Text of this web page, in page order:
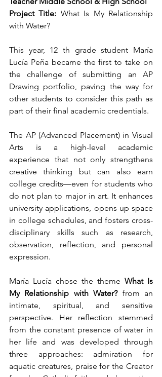
Project Title: What Is My Relationship
with Water?
This year, 12 th grade student María
Lucía Peña became the first to take on
the challenge of submitting an AP
Drawing portfolio, paving the way for
other students to consider this path as
part of their final academic credentials.
The AP (Advanced Placement) in Visual
Arts is a high-level academic
experience that not only strengthens
creative thinking but can also earn
college credits—even for students who
do not plan to major in art. It enhances
university applications, opens up space
in college schedules, and fosters cross-
disciplinary skills such as research,
observation, reflection, and personal
expression.
María Lucía chose the theme What Is
My Relationship with Water? from an
intimate, spiritual, and sensitive
perspective. Her reflection stemmed
from the constant presence of water in
her life and was developed through
three approaches: admiration for
aquatic creatures, praise for the Creator